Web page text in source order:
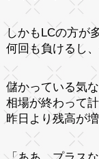
しかもLCの方が
何回も負けるし
儲かっている気
相場が終わって
昨日より残高が